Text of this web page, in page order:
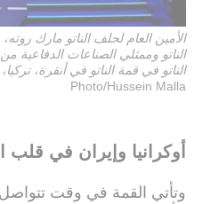
الأمين العام لحلف الناتو مارك
الناتو وممثلي الصناعات الدفاعية
الناتو في قمة الناتو في أنقرة، تركيا، الثلاثاء 7
Photo/Hussein Malla
أوكرانيا وإيران في قلب
وتأتي القمة في وقت